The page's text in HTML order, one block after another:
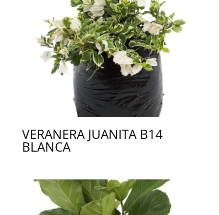
VERANERA JUANITA B14
BLANCA